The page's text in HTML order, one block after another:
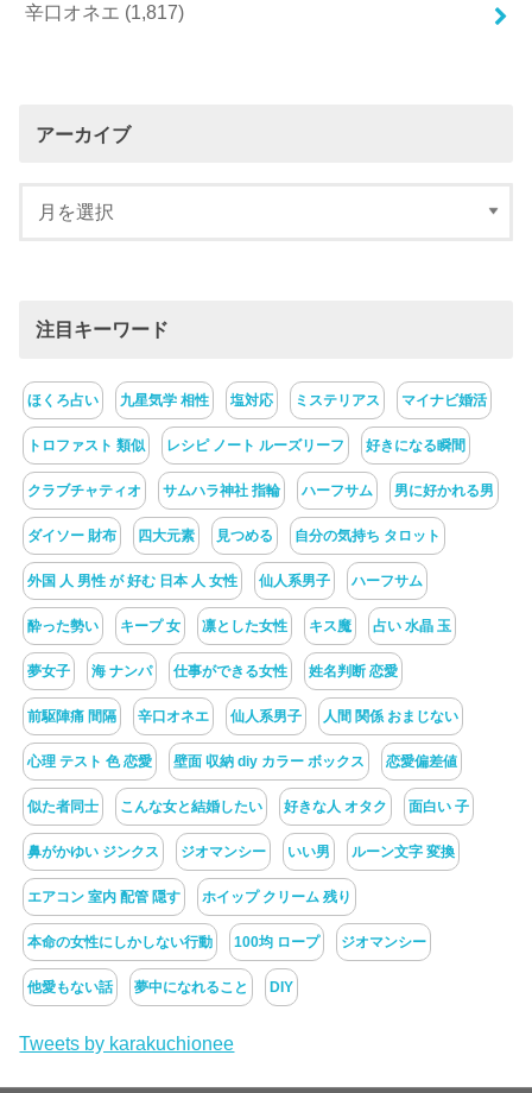
辛口オネエ (1,817)
アーカイブ
注目キーワード
ほくろ占い 九星気学 相性 塩対応 ミステリアス マイナビ婚活
トロファスト 類似 レシピ ノート ルーズリーフ 好きになる瞬間
クラブチャティオ サムハラ神社 指輪 ハーフサム 男に好かれる男
ダイソー 財布 四大元素 見つめる 自分の気持ち タロット
外国 人 男性 が 好む 日本 人 女性 仙人系男子 ハーフサム
酔った勢い キープ 女 凛とした女性 キス魔 占い 水晶 玉
夢女子 海 ナンパ 仕事ができる女性 姓名判断 恋愛
前駆陣痛 間隔 辛口オネエ 仙人系男子 人間 関係 おまじない
心理 テスト 色 恋愛 壁面 収納 diy カラー ボックス 恋愛偏差値
似た者同士 こんな女と結婚したい 好きな人 オタク 面白い 子
鼻がかゆい ジンクス ジオマンシー いい男 ルーン文字 変換
エアコン 室内 配管 隠す ホイップ クリーム 残り
本命の女性にしかしない行動 100均 ロープ ジオマンシー
他愛もない話 夢中になれること DIY
Tweets by karakuchionee